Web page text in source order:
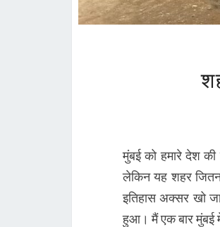
मुंबई को हमारे देश
लेकिन यह शहर
इतिहास अक्सर खो
हुआ। मैं एक बार मुंबई